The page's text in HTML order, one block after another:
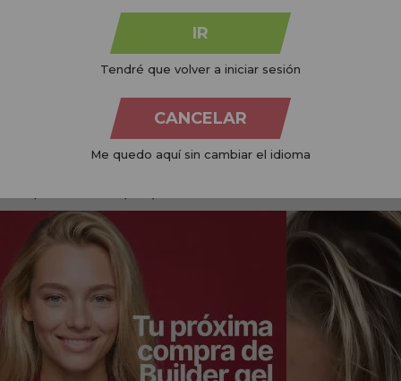
planeta
@TUPELUONLINE NO INSTAGRAM
IR
Tendré que volver a iniciar sesión
CANCELAR
Me quedo aquí sin cambiar el idioma